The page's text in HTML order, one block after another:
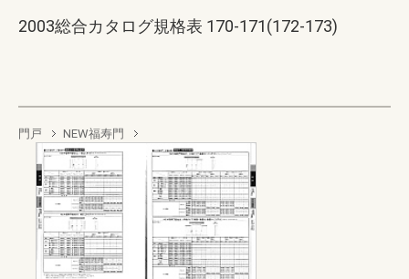
2003総合カタログ規格表 170-171(172-173)
門戸 NEW福寿門